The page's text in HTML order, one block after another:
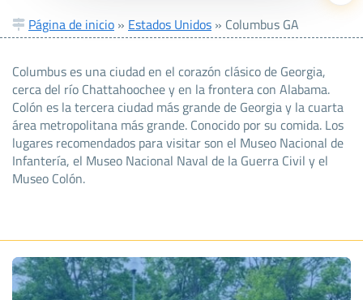
Página de inicio » Estados Unidos » Columbus GA
Columbus es una ciudad en el corazón clásico de Georgia,
cerca del río Chattahoochee y en la frontera con Alabama.
Colón es la tercera ciudad más grande de Georgia y la cuarta
área metropolitana más grande. Conocido por su comida. Los
lugares recomendados para visitar son el Museo Nacional de
Infantería, el Museo Nacional Naval de la Guerra Civil y el
Museo Colón.